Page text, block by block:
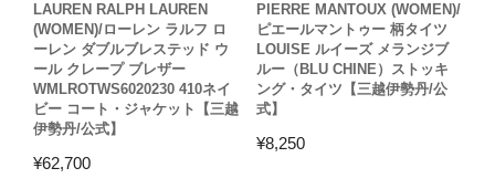
LAUREN RALPH LAUREN
(WOMEN)/ローレン ラルフ ロ
ーレン ダブルブレステッド ウ
ール クレープ ブレザー
WMLROTWS6020230 410ネイ
ビー コート・ジャケット【三越
伊勢丹/公式】
¥62,700
PIERRE MANTOUX (WOMEN)/
ピエールマントゥー 柄タイツ
LOUISE ルイーズ メランジブ
ルー（BLU CHINE）ストッキ
ング・タイツ【三越伊勢丹/公
式】
¥8,250